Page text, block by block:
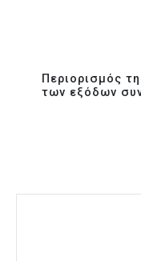
Περιορισμός
των εξόδων